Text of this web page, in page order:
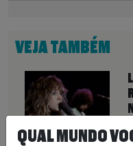
VEJA TAMBÉM
QUAL MUNDO